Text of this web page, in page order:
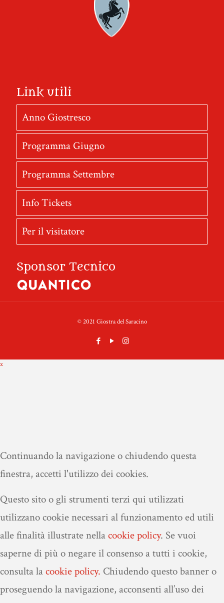
Link utili
Anno Giostresco
Programma Giugno
Programma Settembre
Info Tickets
Per il visitatore
Sponsor Tecnico
© 2021 Giostra del Saracino
x
Continuando la navigazione o chiudendo questa
finestra, accetti l'utilizzo dei cookies.
Questo sito o gli strumenti terzi qui utilizzati
utilizzano cookie necessari al funzionamento ed utili
alle finalità illustrate nellacookie policy. Se vuoi
saperne di più o negare il consenso a tutti i cookie,
consulta lacookie policy. Chiudendo questo banner o
proseguendo la navigazione, acconsenti all’uso dei